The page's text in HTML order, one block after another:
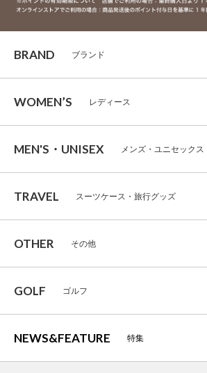
BRAND ブランド
WOMEN’S レディース
MEN'S・UNISEX メンズ・ユニセックス
TRAVEL スーツケース・旅行グッズ
OTHER その他
GOLF ゴルフ
NEWS&FEATURE 特集